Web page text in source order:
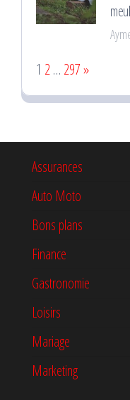
Page:
1 2… 297Next
»
Assurances
Auto Moto
Bons plans
Finance
Gastronomie
Loisirs
Mariage
Marketing